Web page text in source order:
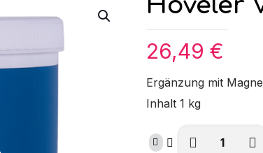
26,49 €
Ergänzung mit
Inhalt 1 kg
Höveler